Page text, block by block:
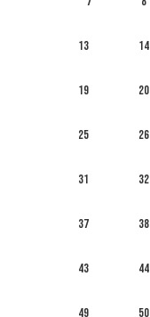
13 14
19 20
25 26
31 32
37 38
43 44
49 50